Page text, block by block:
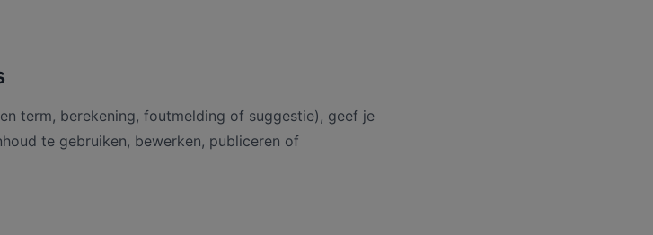
term, berekening, foutmelding of suggestie), geef je
te gebruiken, bewerken, publiceren of